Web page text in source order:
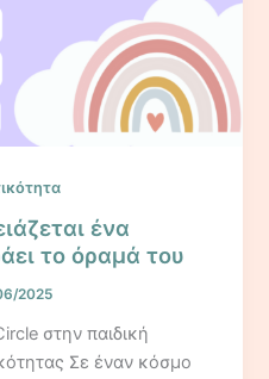
ένα
το όραμά του
2025
στην παιδική
Σε έναν κόσμο